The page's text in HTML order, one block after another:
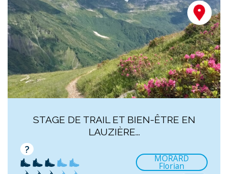
STAGE DE TRAIL ET BIEN-ÊTRE EN
LAUZIÈRE...
?
MORARD
Florian